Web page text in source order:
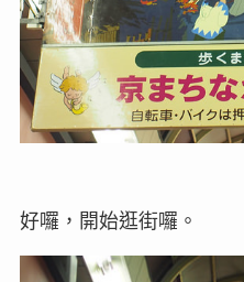
好囉，開始逛街囉。